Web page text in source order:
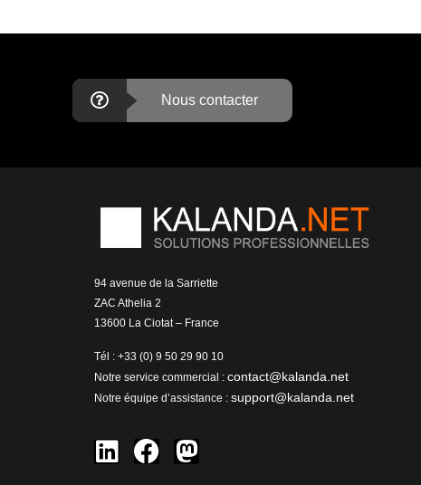
Nous contacter
94 avenue de la Sarriette
ZAC Athelia 2
13600 La Ciotat – France
Tél : +33 (0) 9 50 29 90 10
Notre service commercial : contact@kalanda.net
Notre équipe d’assistance : support@kalanda.net